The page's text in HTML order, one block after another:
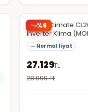
%6
Hepsiburada
Bosch Climate
Inverter Klima
Normal fiyat
27.129TL
28.999TL